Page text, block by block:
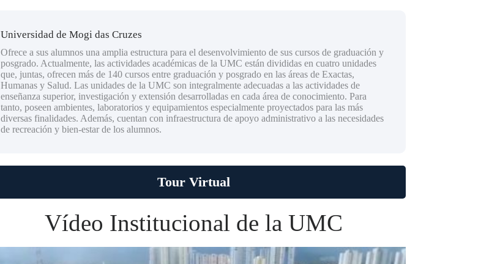
Universidad de Mogi das Cruzes
Ofrece a sus alumnos una amplia estructura para el desenvolvimiento de sus cursos de graduación y
posgrado. Actualmente, las actividades académicas de la UMC están divididas en cuatro unidades
que, juntas, ofrecen más de 140 cursos entre graduación y posgrado en las áreas de Exactas,
Humanas y Salud. Las unidades de la UMC son integralmente adecuadas a las actividades de
enseñanza superior, investigación y extensión desarrolladas en cada área de conocimiento. Para
tanto, poseen ambientes, laboratorios y equipamientos especialmente proyectados para las más
diversas finalidades. Además, cuentan con infraestructura de apoyo administrativo a las necesidades
de recreación y bien-estar de los alumnos.
Tour Virtual
Vídeo Institucional de la UMC